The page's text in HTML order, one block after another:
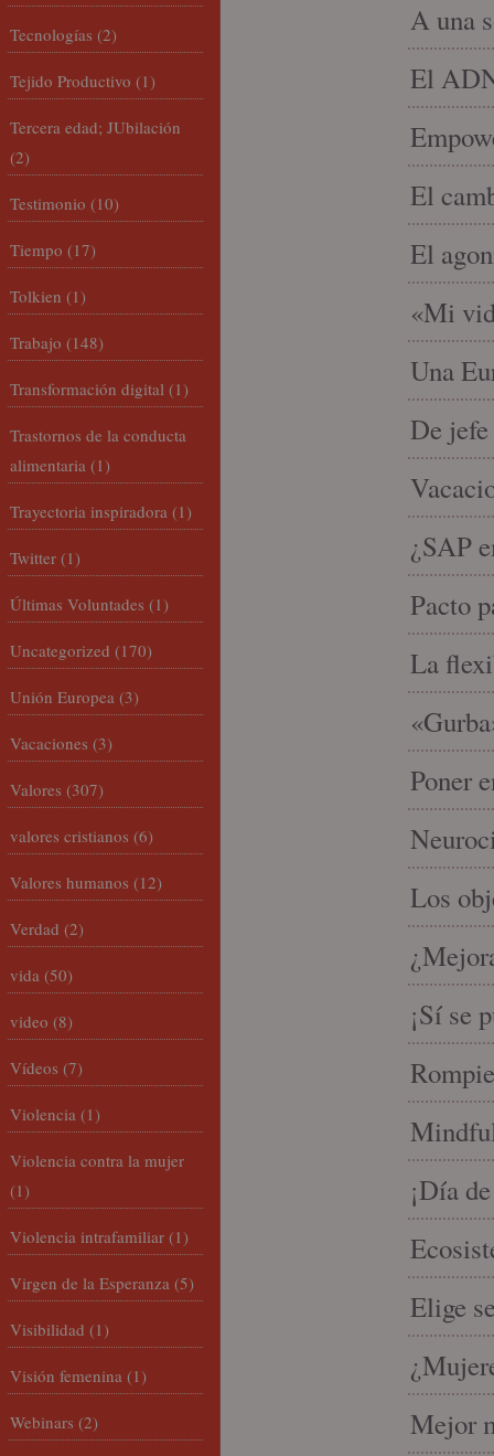
A una
El
El
El
«Mi
Una
De
¿SAP
Pacto
La
Poner
Los
¡Sí se
¡Día
Elige
Mejor
Tecnologías (2)
Tejido Productivo (1)
Tercera edad; JUbilación
(2)
Testimonio (10)
Tiempo (17)
Tolkien (1)
Trabajo (148)
Transformación digital (1)
Trastornos de la conducta
alimentaria (1)
Trayectoria inspiradora (1)
Twitter (1)
Últimas Voluntades (1)
Uncategorized (170)
Unión Europea (3)
Vacaciones (3)
Valores (307)
valores cristianos (6)
Valores humanos (12)
Verdad (2)
vida (50)
video (8)
Vídeos (7)
Violencia (1)
Violencia contra la mujer
(1)
Violencia intrafamiliar (1)
Virgen de la Esperanza (5)
Visibilidad (1)
Visión femenina (1)
Webinars (2)